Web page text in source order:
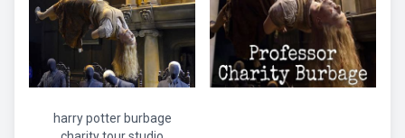
harry potter burbage